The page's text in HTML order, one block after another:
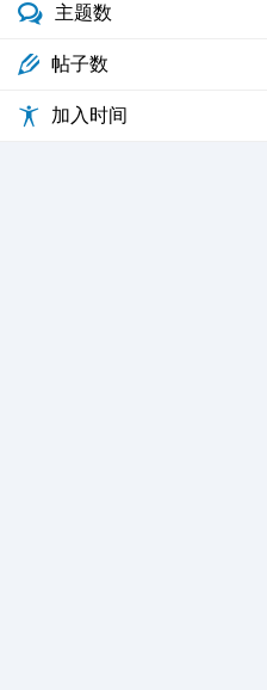
主题数
帖子数
加入时间